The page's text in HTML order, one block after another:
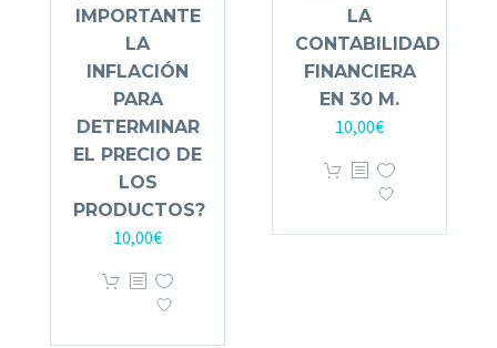
IMPORTANTE
LA
INFLACIÓN
PARA
DETERMINAR
EL PRECIO DE
LOS
PRODUCTOS?
10,00€
LA
CONTABILIDAD
FINANCIERA
EN 30 M.
10,00€